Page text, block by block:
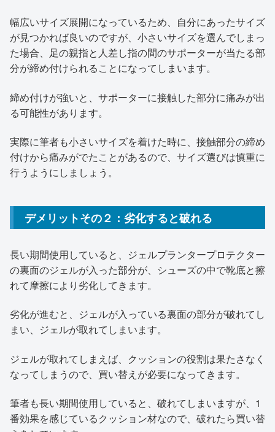
幅広いサイズ展開になっているため、自分にあったサイズ
が見つかれば良いのですが、小さいサイズを選んでしまっ
た場合、足の親指と人差し指の間のサポーターが当たる部
分が締め付けられることになってしまいます。
締め付けが強いと、サポーターに接触した部分に痛みが出
る可能性があります。
実際に筆者も小さいサイズを着けた時に、接触部分の締め
付けから痛みがでたことがあるので、サイズ選びは慎重に
行うようにしましょう。
デメリットその２：劣化すると破れる
長い期間使用していると、ジェルプランタープロテクター
の裏面のジェルが入った部分が、シューズの中で靴底と擦
れて摩擦により劣化してきます。
劣化が進むと、ジェルが入っている裏面の部分が破れてし
まい、ジェルが取れてしまいます。
ジェルが取れてしまえば、クッションの役割は果たさなく
なってしまうので、買い替えが必要になってきます。
筆者も長い期間使用していると、破れてしまいますが、1
番効果を感じているクッション材なので、破れたら買い替